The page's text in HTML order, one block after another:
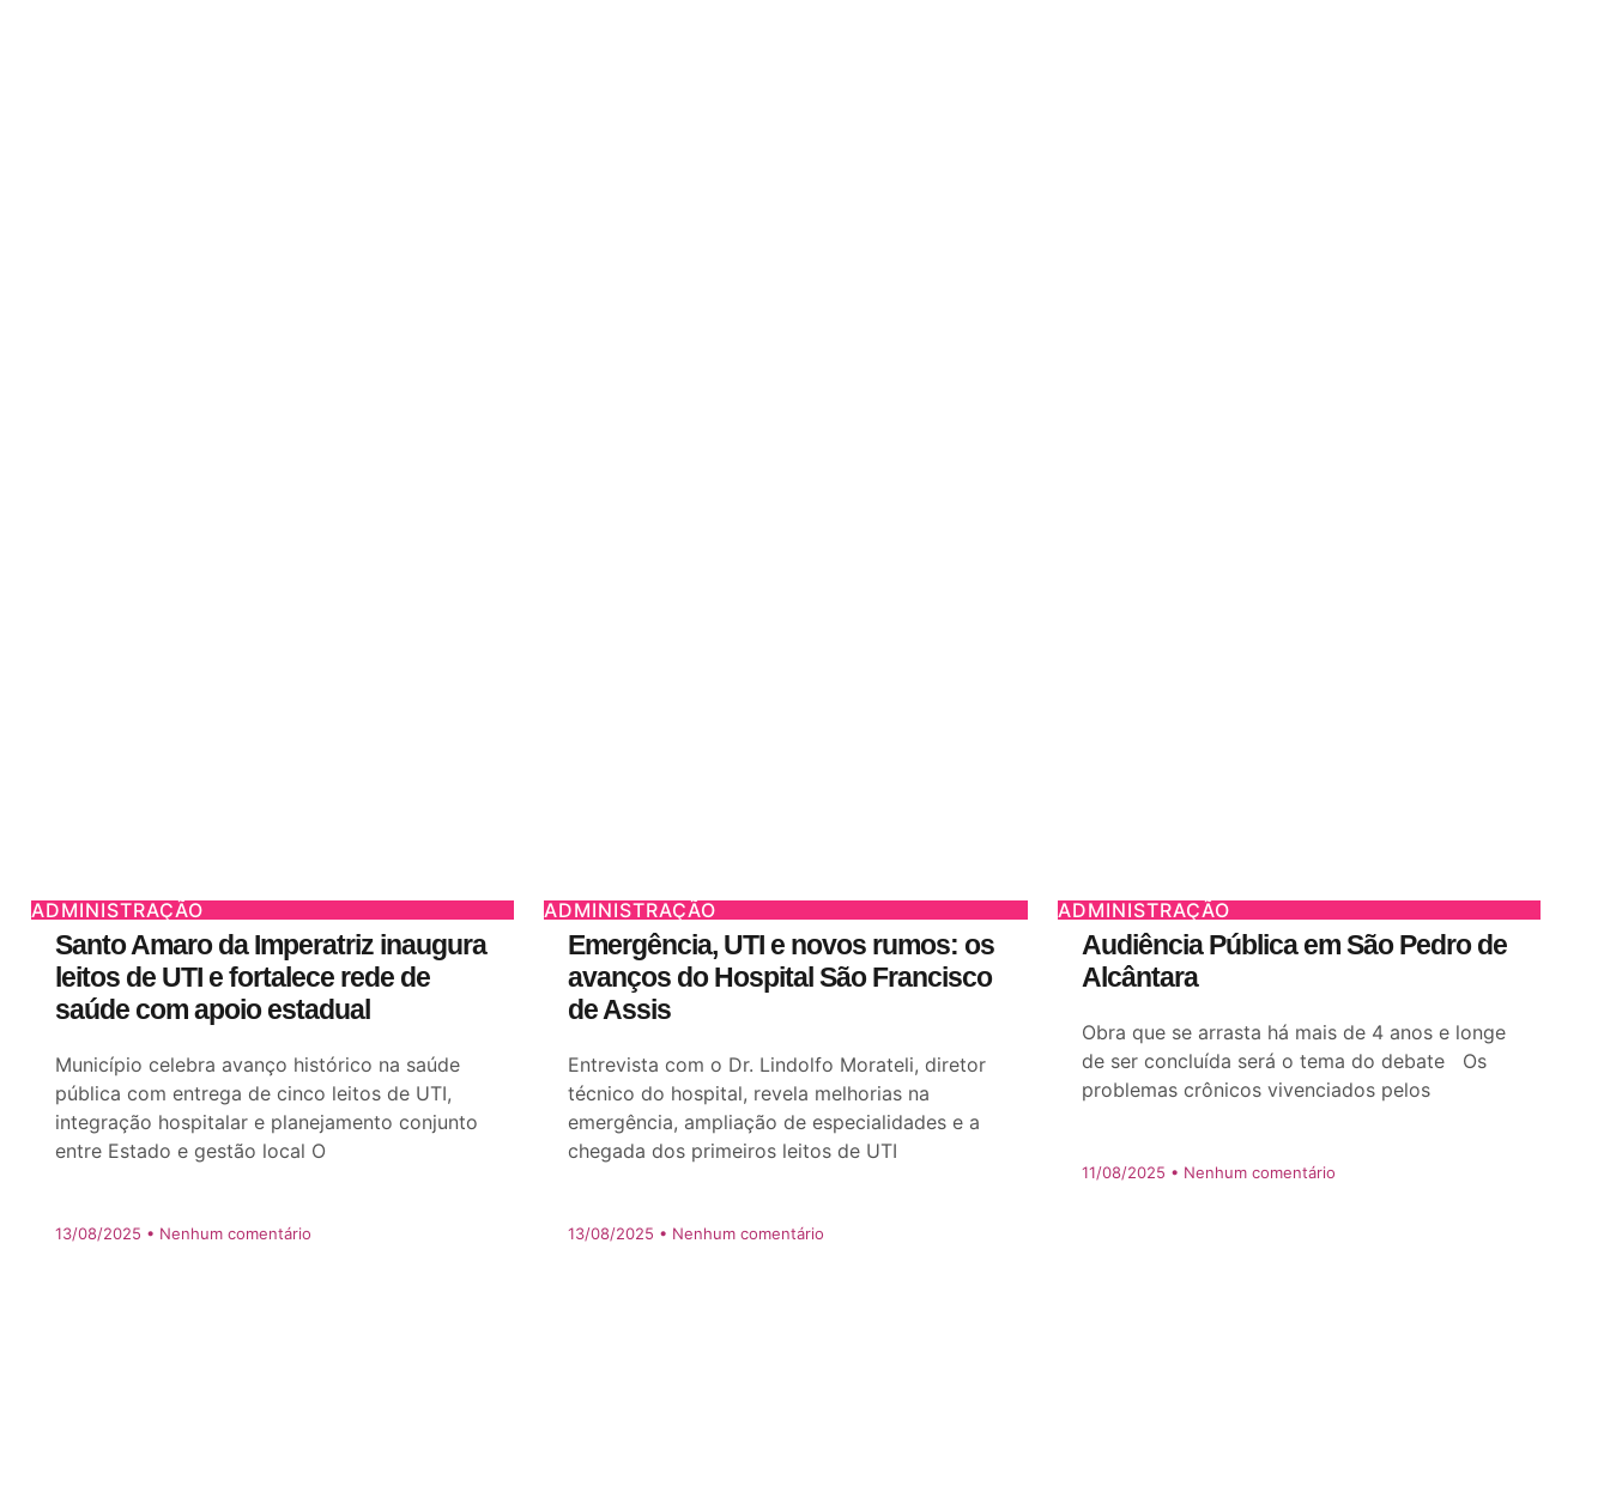
ADMINISTRAÇÃO
Santo Amaro da Imperatriz inaugura
leitos de UTI e fortalece rede de
saúde com apoio estadual
Município celebra avanço histórico na saúde
pública com entrega de cinco leitos de UTI,
integração hospitalar e planejamento conjunto
entre Estado e gestão local O
13/08/2025 Nenhum comentário
ADMINISTRAÇÃO
Emergência, UTI e novos rumos: os
avanços do Hospital São Francisco
de Assis
Entrevista com o Dr. Lindolfo Morateli, diretor
técnico do hospital, revela melhorias na
emergência, ampliação de especialidades e a
chegada dos primeiros leitos de UTI
13/08/2025 Nenhum comentário
ADMINISTRAÇÃO
Audiência Pública em São Pedro de
Alcântara
Obra que se arrasta há mais de 4 anos e longe
de ser concluída será o tema do debate Os
problemas crônicos vivenciados pelos
11/08/2025 Nenhum comentário